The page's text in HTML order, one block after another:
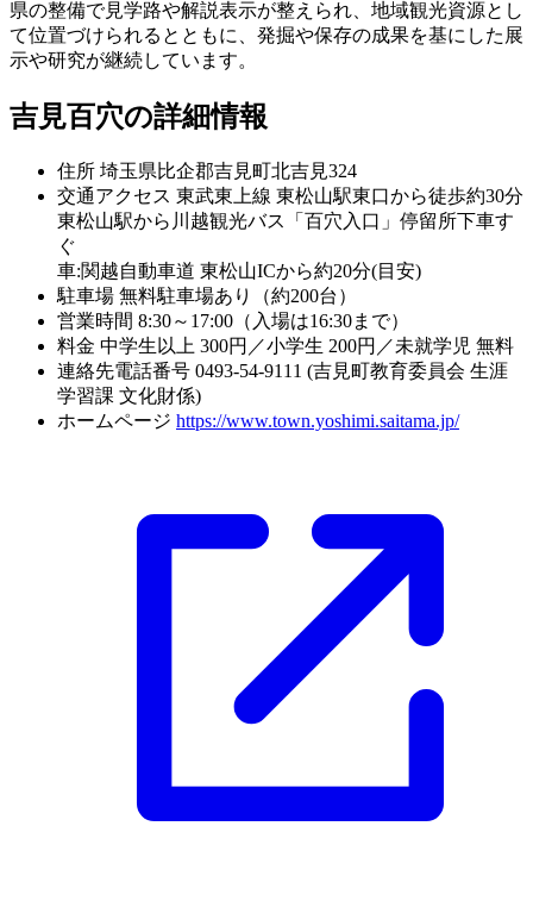
県の整備で見学路や解説表示が整えられ、地域観光資源とし
て位置づけられるとともに、発掘や保存の成果を基にした展
示や研究が継続しています。
吉見百穴の詳細情報
住所 埼玉県比企郡吉見町北吉見324
交通アクセス 東武東上線 東松山駅東口から徒歩約30分
東松山駅から川越観光バス「百穴入口」停留所下車す
ぐ
車:関越自動車道 東松山ICから約20分(目安)
駐車場 無料駐車場あり（約200台）
営業時間 8:30～17:00（入場は16:30まで）
料金 中学生以上 300円／小学生 200円／未就学児 無料
連絡先電話番号 0493-54-9111 (吉見町教育委員会 生涯
学習課 文化財係)
ホームページ https://www.town.yoshimi.saitama.jp/